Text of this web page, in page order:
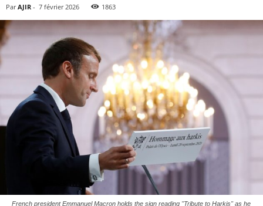
Par AJIR - 7 février 2026 1863
French president Emmanuel Macron holds the sign reading "Tribute to Harkis" as he